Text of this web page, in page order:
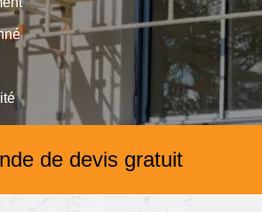
de devis gratuit